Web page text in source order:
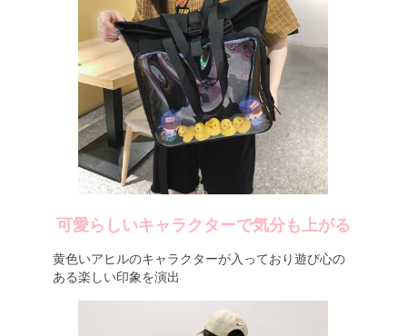
可愛らしいキャラクターで気分も上がる
黄色いアヒルのキャラクターが入っており遊び心の
ある楽しい印象を演出